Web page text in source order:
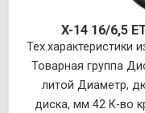
X-14 16/6,5
Тех.характеристики
Товарная группа
литой Диаметр,
диска, мм 42 К-во